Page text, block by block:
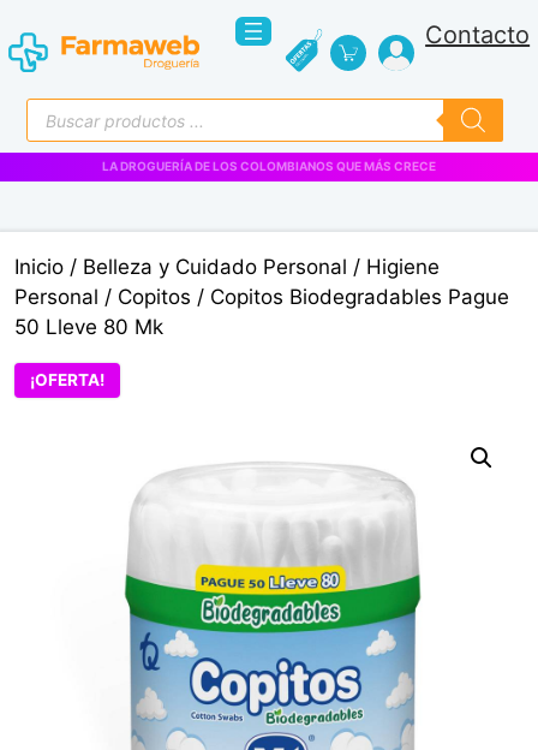
al
contenido
Contacto
Búsqueda
de
productos
VENTAS EMPRESARIALES
Inicio / Belleza y Cuidado Personal / Higiene
Personal / Copitos / Copitos Biodegradables Pague
50 Lleve 80 Mk
¡OFERTA!